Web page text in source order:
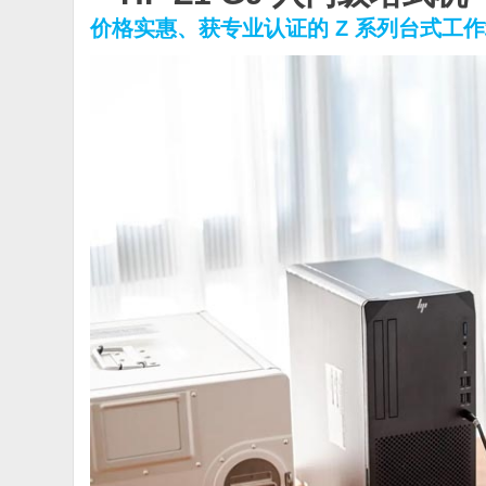
价格实惠、获专业认证的 Z 系列台式工